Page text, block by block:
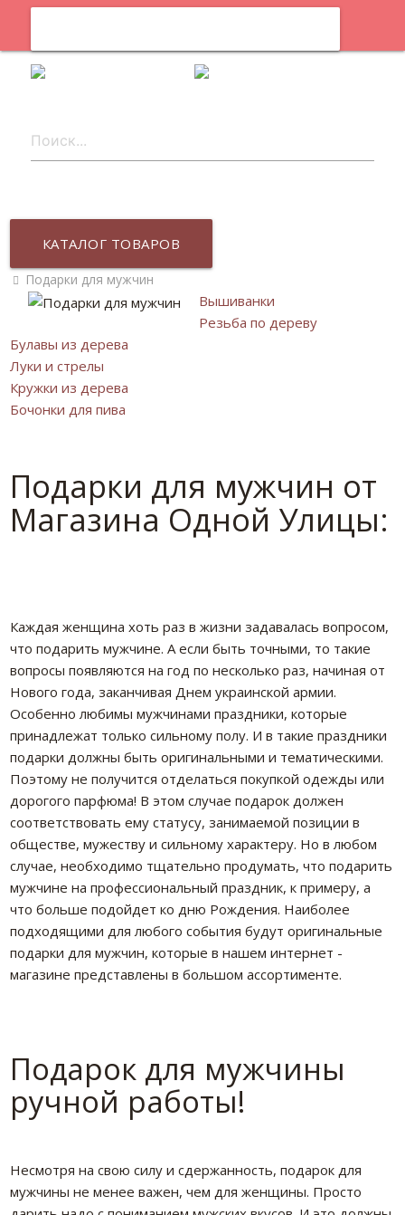
КАТАЛОГ ТОВАРОВ
Подарки для мужчин
Вышиванки
Резьба по дереву
Булавы из дерева
Луки и стрелы
Кружки из дерева
Бочонки для пива
Подарки для мужчин от
Магазина Одной Улицы:
Каждая женщина хоть раз в жизни задавалась вопросом,
что подарить мужчине. А если быть точными, то такие
вопросы появляются на год по несколько раз, начиная от
Нового года, заканчивая Днем украинской армии.
Особенно любимы мужчинами праздники, которые
принадлежат только сильному полу. И в такие праздники
подарки должны быть оригинальными и тематическими.
Поэтому не получится отделаться покупкой одежды или
дорогого парфюма! В этом случае подарок должен
соответствовать ему статусу, занимаемой позиции в
обществе, мужеству и сильному характеру. Но в любом
случае, необходимо тщательно продумать, что подарить
мужчине на профессиональный праздник, к примеру, а
что больше подойдет ко дню Рождения. Наиболее
подходящими для любого события будут оригинальные
подарки для мужчин, которые в нашем интернет -
магазине представлены в большом ассортименте.
Подарок для мужчины
ручной работы!
Несмотря на свою силу и сдержанность, подарок для
мужчины не менее важен, чем для женщины. Просто